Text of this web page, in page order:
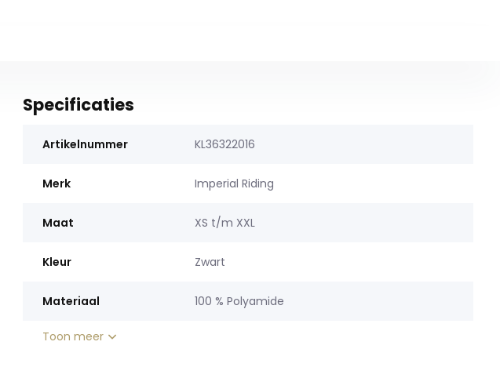
Specificaties
Artikelnummer KL36322016
Merk Imperial Riding
Maat XS t/m XXL
Kleur Zwart
Materiaal 100 % Polyamide
Toon meer